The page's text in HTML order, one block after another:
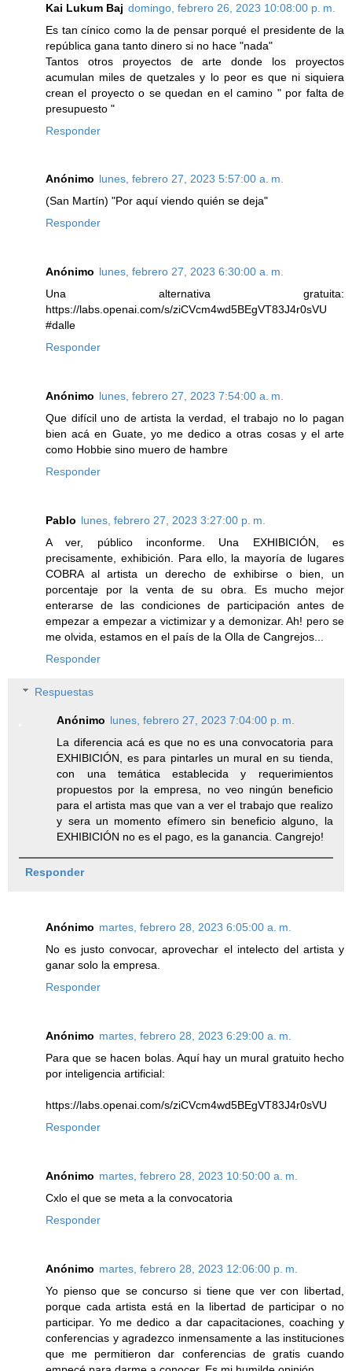
Kai Lukum Baj domingo, febrero 26, 2023 10:08:00 p. m.
Es tan cínico como la de pensar porqué el presidente de la
república gana tanto dinero si no hace "nada"
Tantos otros proyectos de arte donde los proyectos
acumulan miles de quetzales y lo peor es que ni siquiera
crean el proyecto o se quedan en el camino " por falta de
presupuesto "
Responder
Anónimo lunes, febrero 27, 2023 5:57:00 a. m.
(San Martín) "Por aquí viendo quién se deja"
Responder
Anónimo lunes, febrero 27, 2023 6:30:00 a. m.
Una alternativa gratuita:
https://labs.openai.com/s/ziCVcm4wd5BEgVT83J4r0sVU
#dalle
Responder
Anónimo lunes, febrero 27, 2023 7:54:00 a. m.
Que difícil uno de artista la verdad, el trabajo no lo pagan
bien acá en Guate, yo me dedico a otras cosas y el arte
como Hobbie sino muero de hambre
Responder
Pablo lunes, febrero 27, 2023 3:27:00 p. m.
A ver, público inconforme. Una EXHIBICIÓN, es
precisamente, exhibición. Para ello, la mayoría de lugares
COBRA al artista un derecho de exhibirse o bien, un
porcentaje por la venta de su obra. Es mucho mejor
enterarse de las condiciones de participación antes de
empezar a empezar a victimizar y a demonizar. Ah! pero se
me olvida, estamos en el país de la Olla de Cangrejos...
Responder
Respuestas
Anónimo lunes, febrero 27, 2023 7:04:00 p. m.
La diferencia acá es que no es una convocatoria para
EXHIBICIÓN, es para pintarles un mural en su tienda,
con una temática establecida y requerimientos
propuestos por la empresa, no veo ningún beneficio
para el artista mas que van a ver el trabajo que realizo
y sera un momento efímero sin beneficio alguno, la
EXHIBICIÓN no es el pago, es la ganancia. Cangrejo!
Responder
Anónimo martes, febrero 28, 2023 6:05:00 a. m.
No es justo convocar, aprovechar el intelecto del artista y
ganar solo la empresa.
Responder
Anónimo martes, febrero 28, 2023 6:29:00 a. m.
Para que se hacen bolas. Aquí hay un mural gratuito hecho
por inteligencia artificial:
https://labs.openai.com/s/ziCVcm4wd5BEgVT83J4r0sVU
Responder
Anónimo martes, febrero 28, 2023 10:50:00 a. m.
Cxlo el que se meta a la convocatoria
Responder
Anónimo martes, febrero 28, 2023 12:06:00 p. m.
Yo pienso que se concurso si tiene que ver con libertad,
porque cada artista está en la libertad de participar o no
participar. Yo me dedico a dar capacitaciones, coaching y
conferencias y agradezco inmensamente a las instituciones
que me permitieron dar conferencias de gratis cuando